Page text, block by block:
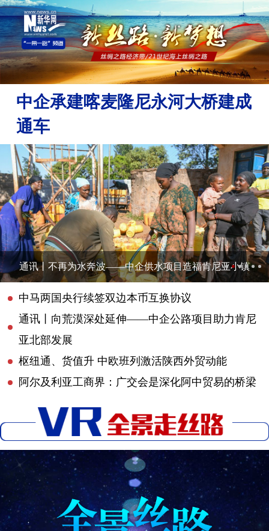
中企承建喀麦隆尼永河大桥建成
通车
通讯丨不再为水奔波——中企供水项目造福肯尼亚小镇
中马两国央行续签双边本币互换协议
通讯丨向荒漠深处延伸——中企公路项目助力肯尼
亚北部发展
枢纽通、货值升 中欧班列激活陕西外贸动能
阿尔及利亚工商界：广交会是深化阿中贸易的桥梁